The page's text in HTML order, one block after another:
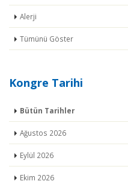
Alerji
Tümünü Göster
Kongre Tarihi
Bütün Tarihler
Ağustos 2026
Eylül 2026
Ekim 2026